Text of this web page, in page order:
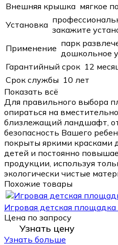
Внешняя крышка мягкое
Установка закажите
Применение парк
дошкольное
Гарантийный срок 12
Срок службы 10 лет
Показать всё
Для правильного выбора
опираться на
близлежащий ландшафт, от
безопасность Вашего
покрыты яркими красками
детей и постоянно
продукции, используя
экологически чистые
Похожие товары
Игровая детская
Цена по запросу
Узнать цену
Узнать больше